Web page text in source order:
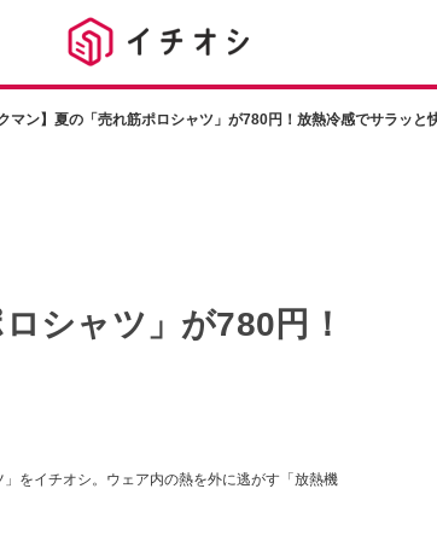
クマン】夏の「売れ筋ポロシャツ」が780円！放熱冷感でサラッと
シャツ」が780円！
をイチオシ。ウェア内の熱を外に逃がす「放熱機